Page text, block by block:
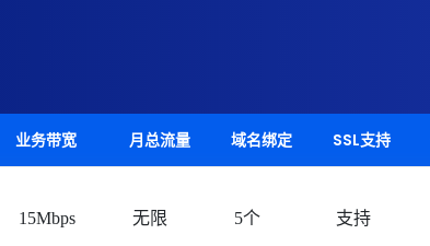
业务带宽 月总流量 域名绑定 SSL支持
15Mbps 无限 5个 支持